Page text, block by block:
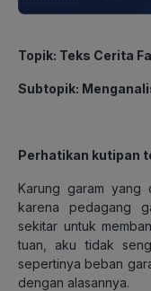
Topik: Teks Cerita
Subtopik:
Perhatikan kutipan
Karung garam yang
karena pedagang
sekitar untuk
tuan, aku tidak
sepertinya beban
dengan alasannya.